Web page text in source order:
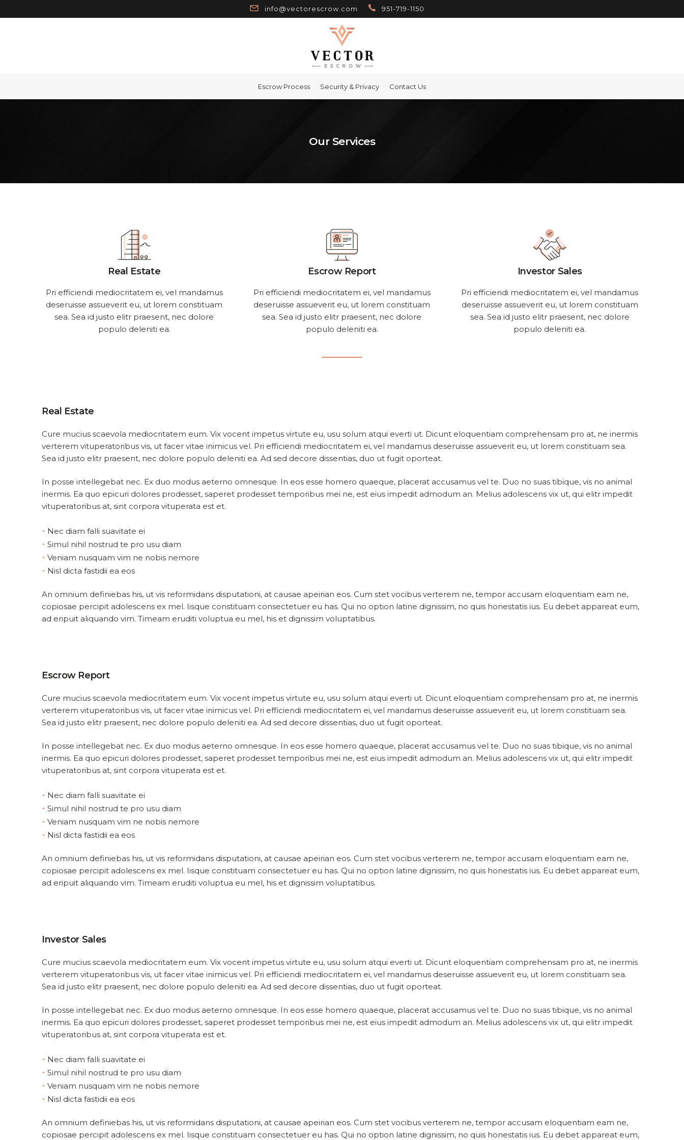
info@vectorescrow.com 951-719-1150
Escrow Process Security & Privacy Contact Us
Our Services
Real Estate
Pri efficiendi mediocritatem ei, vel mandamus
deseruisse assueverit eu, ut lorem constituam
sea. Sea id justo elitr praesent, nec dolore
populo deleniti ea.
Escrow Report
Pri efficiendi mediocritatem ei, vel mandamus
deseruisse assueverit eu, ut lorem constituam
sea. Sea id justo elitr praesent, nec dolore
populo deleniti ea.
Investor Sales
Pri efficiendi mediocritatem ei, vel mandamus
deseruisse assueverit eu, ut lorem constituam
sea. Sea id justo elitr praesent, nec dolore
populo deleniti ea.
Real Estate
Cure mucius scaevola mediocritatem eum. Vix vocent impetus virtute eu, usu solum atqui everti ut. Dicunt eloquentiam comprehensam pro at, ne inermis
verterem vituperatoribus vis, ut facer vitae inimicus vel. Pri efficiendi mediocritatem ei, vel mandamus deseruisse assueverit eu, ut lorem constituam sea.
Sea id justo elitr praesent, nec dolore populo deleniti ea. Ad sed decore dissentias, duo ut fugit oporteat.
In posse intellegebat nec. Ex duo modus aeterno omnesque. In eos esse homero quaeque, placerat accusamus vel te. Duo no suas tibique, vis no animal
inermis. Ea quo epicuri dolores prodesset, saperet prodesset temporibus mei ne, est eius impedit admodum an. Melius adolescens vix ut, qui elitr impedit
vituperatoribus at, sint corpora vituperata est et.
• Nec diam falli suavitate ei
• Simul nihil nostrud te pro usu diam
• Veniam nusquam vim ne nobis nemore
• Nisl dicta fastidii ea eos
An omnium definiebas his, ut vis reformidans disputationi, at causae apeirian eos. Cum stet vocibus verterem ne, tempor accusam eloquentiam eam ne,
copiosae percipit adolescens ex mel. Iisque constituam consectetuer eu has. Qui no option latine dignissim, no quis honestatis ius. Eu debet appareat eum,
ad eripuit aliquando vim. Timeam eruditi voluptua eu mel, his et dignissim voluptatibus.
Escrow Report
Cure mucius scaevola mediocritatem eum. Vix vocent impetus virtute eu, usu solum atqui everti ut. Dicunt eloquentiam comprehensam pro at, ne inermis
verterem vituperatoribus vis, ut facer vitae inimicus vel. Pri efficiendi mediocritatem ei, vel mandamus deseruisse assueverit eu, ut lorem constituam sea.
Sea id justo elitr praesent, nec dolore populo deleniti ea. Ad sed decore dissentias, duo ut fugit oporteat.
In posse intellegebat nec. Ex duo modus aeterno omnesque. In eos esse homero quaeque, placerat accusamus vel te. Duo no suas tibique, vis no animal
inermis. Ea quo epicuri dolores prodesset, saperet prodesset temporibus mei ne, est eius impedit admodum an. Melius adolescens vix ut, qui elitr impedit
vituperatoribus at, sint corpora vituperata est et.
• Nec diam falli suavitate ei
• Simul nihil nostrud te pro usu diam
• Veniam nusquam vim ne nobis nemore
• Nisl dicta fastidii ea eos
An omnium definiebas his, ut vis reformidans disputationi, at causae apeirian eos. Cum stet vocibus verterem ne, tempor accusam eloquentiam eam ne,
copiosae percipit adolescens ex mel. Iisque constituam consectetuer eu has. Qui no option latine dignissim, no quis honestatis ius. Eu debet appareat eum,
ad eripuit aliquando vim. Timeam eruditi voluptua eu mel, his et dignissim voluptatibus.
Investor Sales
Cure mucius scaevola mediocritatem eum. Vix vocent impetus virtute eu, usu solum atqui everti ut. Dicunt eloquentiam comprehensam pro at, ne inermis
verterem vituperatoribus vis, ut facer vitae inimicus vel. Pri efficiendi mediocritatem ei, vel mandamus deseruisse assueverit eu, ut lorem constituam sea.
Sea id justo elitr praesent, nec dolore populo deleniti ea. Ad sed decore dissentias, duo ut fugit oporteat.
In posse intellegebat nec. Ex duo modus aeterno omnesque. In eos esse homero quaeque, placerat accusamus vel te. Duo no suas tibique, vis no animal
inermis. Ea quo epicuri dolores prodesset, saperet prodesset temporibus mei ne, est eius impedit admodum an. Melius adolescens vix ut, qui elitr impedit
vituperatoribus at, sint corpora vituperata est et.
• Nec diam falli suavitate ei
• Simul nihil nostrud te pro usu diam
• Veniam nusquam vim ne nobis nemore
• Nisl dicta fastidii ea eos
An omnium definiebas his, ut vis reformidans disputationi, at causae apeirian eos. Cum stet vocibus verterem ne, tempor accusam eloquentiam eam ne,
copiosae percipit adolescens ex mel. Iisque constituam consectetuer eu has. Qui no option latine dignissim, no quis honestatis ius. Eu debet appareat eum,